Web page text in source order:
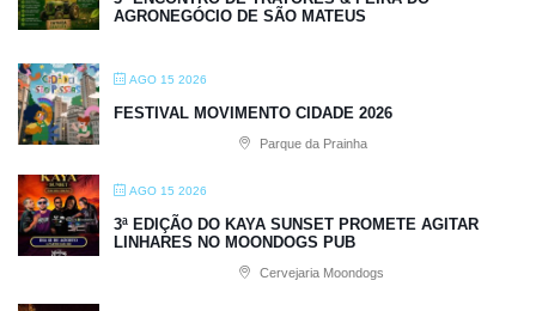
AGRONEGÓCIO DE SÃO MATEUS
AGO 15 2026
FESTIVAL MOVIMENTO CIDADE 2026
Parque da Prainha
AGO 15 2026
3ª EDIÇÃO DO KAYA SUNSET PROMETE AGITAR
LINHARES NO MOONDOGS PUB
Cervejaria Moondogs